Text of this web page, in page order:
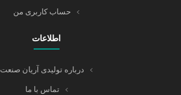
حساب کاربری من
اطلاعات
درباره تولیدی آریان صنعت
تماس با ما